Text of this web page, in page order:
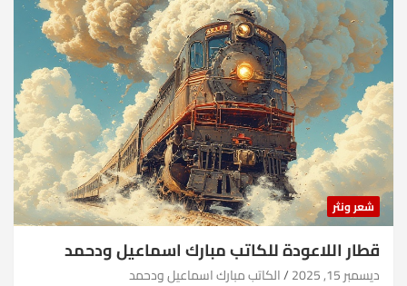
شعر ونثر
قطار اللاعودة للكاتب مبارك اسماعيل ودحمد
ديسمبر 15, 2025 الكاتب مبارك اسماعيل ودحمد